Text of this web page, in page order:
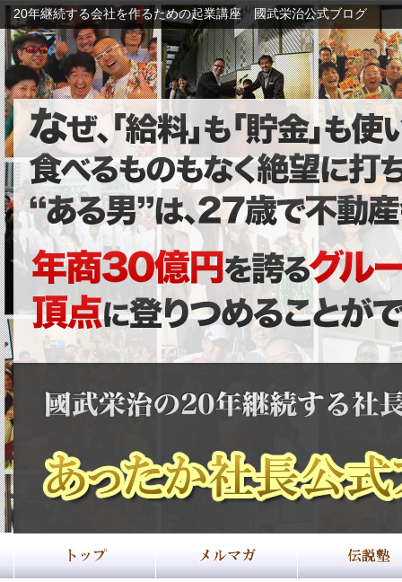
20年継続する会社を作るための起業講座 國武栄治公式ブログ